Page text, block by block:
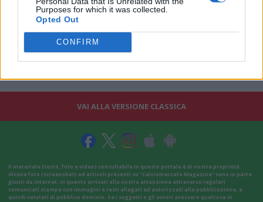
Purposes for which it was collected.
Opted Out
CONFIRM
VAI ALLA VERSIONE CLASSICA
Il materiale (testo, foto e video) consultabile in questo portale è di nostra proprietà.
Alcune foto (screenshot) ed articoli presenti su "Calciomercato Magazine" sono in parte
giunti da internet, in quanto arrivati alla nostra attenzione attraverso regolari
comunicati stampa con immagini e testi allegati ed autorizzati alla pubblicazione, e
quindi valutati di pubblico dominio. Se i soggetti o gli autori avessero qualcosa in